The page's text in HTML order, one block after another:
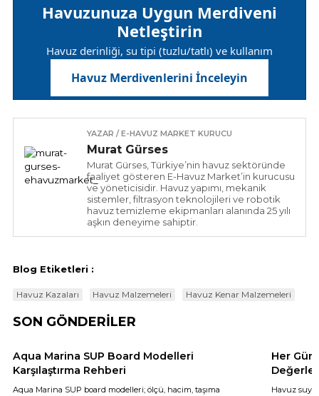
Havuzunuza Uygun Merdiveni
Netleştirin
Havuz derinliği, su tipi (tuzlu/tatlı) ve kullanım
Havuz Merdivenlerini İnceleyin
YAZAR / E-HAVUZ MARKET KURUCU
Murat Gürses
Murat Gürses, Türkiye’nin havuz sektöründe
faaliyet gösteren E-Havuz Market’in kurucusu
ve yöneticisidir. Havuz yapımı, mekanik
sistemler, filtrasyon teknolojileri ve robotik
havuz temizleme ekipmanları alanında 25 yılı
aşkın deneyime sahiptir.
Blog Etiketleri :
Havuz Kazaları Havuz Malzemeleri Havuz Kenar Malzemeleri
SON GÖNDERİLER
Aqua Marina SUP Board Modelleri
Karşılaştırma Rehberi
Aqua Marina SUP board modelleri; ölçü, hacim, taşıma
Her
Havuz